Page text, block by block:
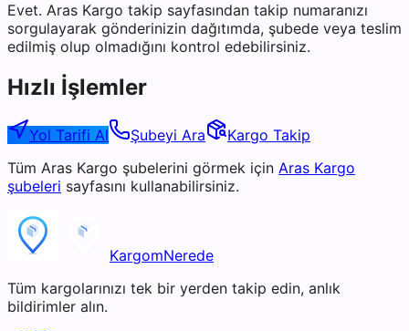
Evet. Aras Kargo takip sayfasından takip numaranızı
sorgulayarak gönderinizin dağıtımda, şubede veya teslim
edilmiş olup olmadığını kontrol edebilirsiniz.
Hızlı İşlemler
Yol Tarifi Al Şubeyi Ara
Kargo Takip
Tüm Aras Kargo şubelerini görmek için Aras Kargo
şubeleri sayfasını kullanabilirsiniz.
KargomNerede
Tüm kargolarınızı tek bir yerden takip edin, anlık
bildirimler alın.